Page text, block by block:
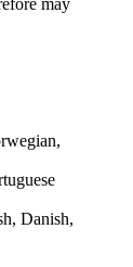
may
Danish,